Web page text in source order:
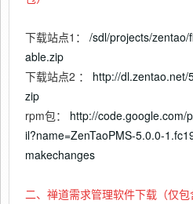
下载站点1： /sdl/projects/
able.zip
下载站点2 ： http://dl.zentao.net/
zip
rpm包： http://code.google.com/
il?name=ZenTaoPMS-5.0.0-
makechanges
二、禅道需求管理软件下载（仅包